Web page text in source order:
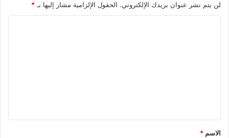
لن يتم نشر عنوان بريدك الإلكتروني. الحقول الإلزامية مشار إليها بـ *
*
الاسم *